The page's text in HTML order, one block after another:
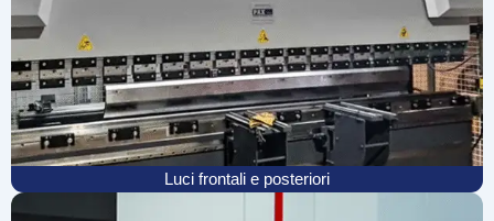
Luci frontali e posteriori